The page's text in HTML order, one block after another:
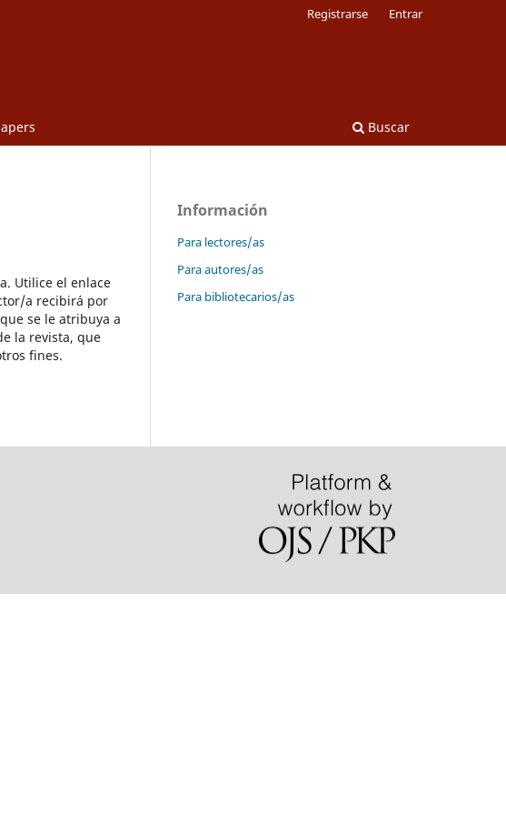
Buscar
Registrarse Entrar
Utilice el enlace
a recibirá por
se le atribuya a
la revista, que
fines.
Información
Para lectores/as
Para autores/as
Para bibliotecarios/as